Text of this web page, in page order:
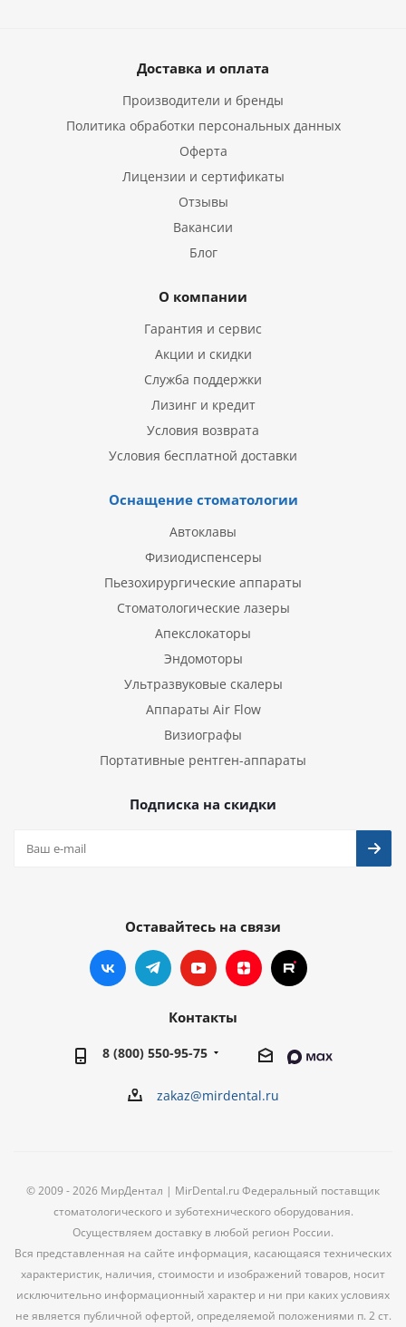
Доставка и оплата
Производители и бренды
Политика обработки персональных данных
Оферта
Лицензии и сертификаты
Отзывы
Вакансии
Блог
О компании
Гарантия и сервис
Акции и скидки
Служба поддержки
Лизинг и кредит
Условия возврата
Условия бесплатной доставки
Оснащение стоматологии
Автоклавы
Физиодиспенсеры
Пьезохирургические аппараты
Стоматологические лазеры
Апекслокаторы
Эндомоторы
Ультразвуковые скалеры
Аппараты Air Flow
Визиографы
Портативные рентген-аппараты
Подписка на скидки
Оставайтесь на связи
Контакты
8 (800) 550-95-75
zakaz@mirdental.ru
© 2009 - 2026 МирДентал | MirDental.ru Федеральный поставщик
стоматологического и зуботехнического оборудования.
Осуществляем доставку в любой регион России.
Вся представленная на сайте информация, касающаяся технических
характеристик, наличия, стоимости и изображений товаров, носит
исключительно информационный характер и ни при каких условиях
не является публичной офертой, определяемой положениями п. 2 ст.